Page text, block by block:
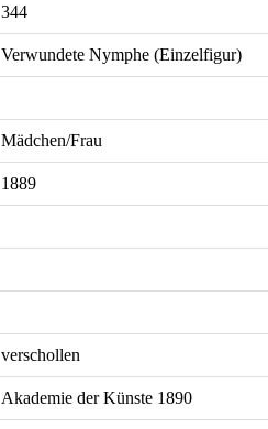
344
Verwundete Nymphe (Einzelfigur)
Mädchen/Frau
1889
verschollen
Akademie der Künste 1890